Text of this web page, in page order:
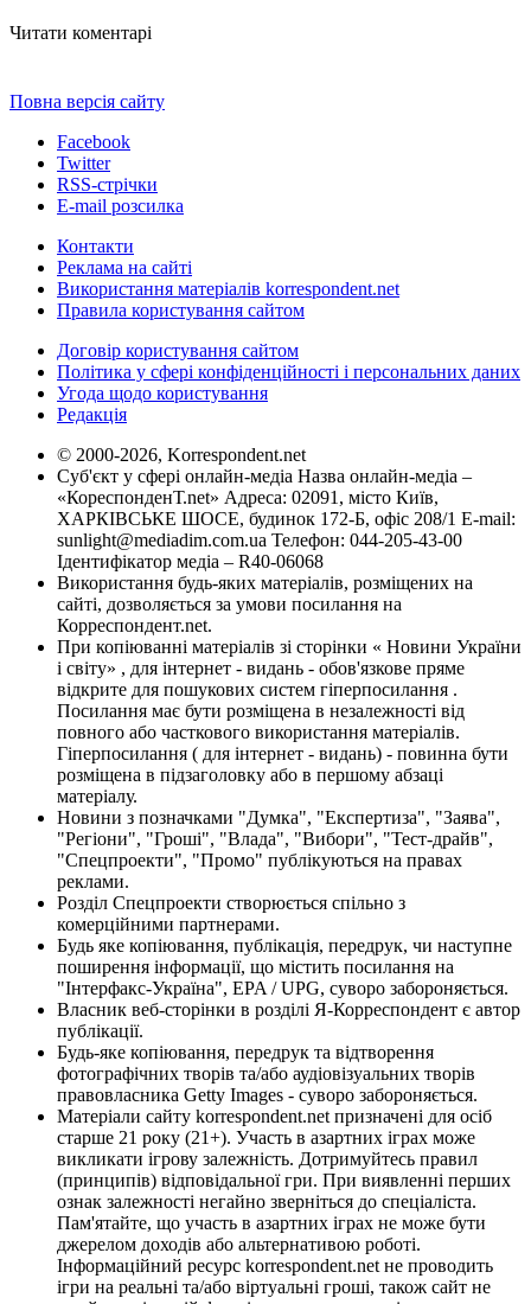
Читати коментарі
Повна версія сайту
Facebook
Twitter
RSS-стрічки
E-mail розсилка
Контакти
Реклама на сайті
Використання матеріалів korrespondent.net
Правила користування сайтом
Договір користування сайтом
Політика у сфері конфіденційності і персональних даних
Угода щодо користування
Редакція
© 2000-2026, Korrespondent.net
Суб'єкт у сфері онлайн-медіа Назва онлайн-медіа –
«КореспонденТ.net» Адреса: 02091, місто Київ,
ХАРКІВСЬКЕ ШОСЕ, будинок 172-Б, офіс 208/1 E-mail:
sunlight@mediadim.com.ua Телефон: 044-205-43-00
Ідентифікатор медіа – R40-06068
Використання будь-яких матеріалів, розміщених на
сайті, дозволяється за умови посилання на
Корреспондент.net.
При копіюванні матеріалів зі сторінки « Новини України
і світу» , для інтернет - видань - обов'язкове пряме
відкрите для пошукових систем гіперпосилання .
Посилання має бути розміщена в незалежності від
повного або часткового використання матеріалів.
Гіперпосилання ( для інтернет - видань) - повинна бути
розміщена в підзаголовку або в першому абзаці
матеріалу.
Новини з позначками "Думка", "Експертиза", "Заява",
"Регіони", "Гроші", "Влада", "Вибори", "Тест-драйв",
"Спецпроекти", "Промо" публікуються на правах
реклами.
Розділ Спецпроекти створюється спільно з
комерційними партнерами.
Будь яке копіювання, публікація, передрук, чи наступне
поширення інформації, що містить посилання на
"Інтерфакс-Україна", EPA / UPG, суворо забороняється.
Власник веб-сторінки в розділі Я-Корреспондент є автор
публікації.
Будь-яке копіювання, передрук та відтворення
фотографічних творів та/або аудіовізуальних творів
правовласника Getty Images - суворо забороняється.
Матеріали сайту korrespondent.net призначені для осіб
старше 21 року (21+). Участь в азартних іграх може
викликати ігрову залежність. Дотримуйтесь правил
(принципів) відповідальної гри. При виявленні перших
ознак залежності негайно зверніться до спеціаліста.
Пам'ятайте, що участь в азартних іграх не може бути
джерелом доходів або альтернативою роботі.
Інформаційний ресурс korrespondent.net не проводить
ігри на реальні та/або віртуальні гроші, також сайт не